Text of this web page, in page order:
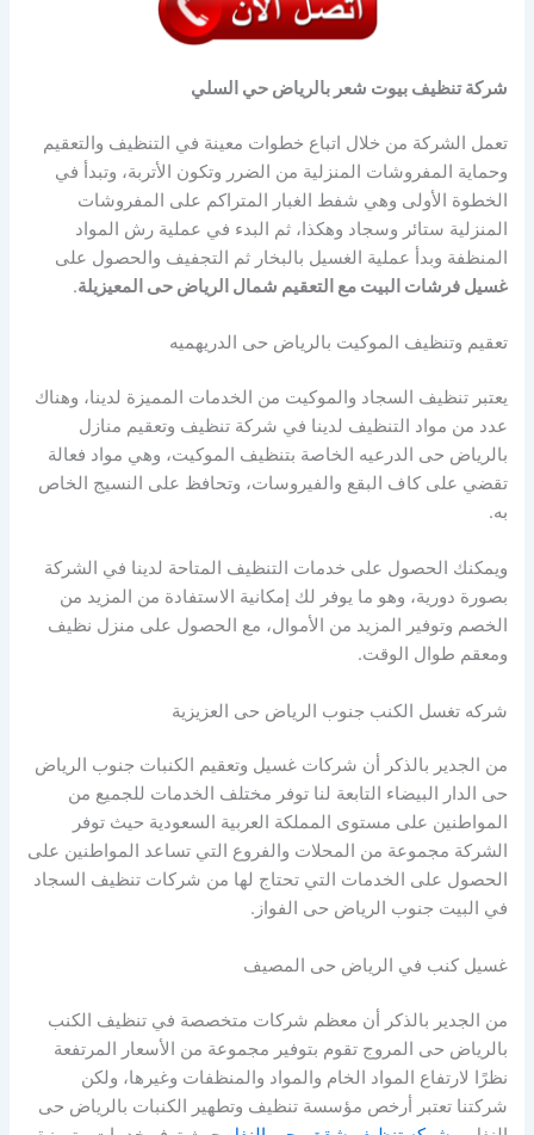
شركة تنظيف بيوت شعر بالرياض حي السلي
تعمل الشركة من خلال اتباع خطوات معينة في التنظيف والتعقيم
وحماية المفروشات المنزلية من الضرر وتكون الأتربة، وتبدأ في
الخطوة الأولى وهي شفط الغبار المتراكم على المفروشات
المنزلية ستائر وسجاد وهكذا، ثم البدء في عملية رش المواد
المنظفة وبدأ عملية الغسيل بالبخار ثم التجفيف والحصول على
غسيل فرشات البيت مع التعقيم شمال الرياض حى المعيزيلة.
تعقيم وتنظيف الموكيت بالرياض حى الدريهميه
يعتبر تنظيف السجاد والموكيت من الخدمات المميزة لدينا، وهناك
عدد من مواد التنظيف لدينا في شركة تنظيف وتعقيم منازل
بالرياض حى الدرعيه الخاصة بتنظيف الموكيت، وهي مواد فعالة
تقضي على كاف البقع والفيروسات، وتحافظ على النسيج الخاص
به.
ويمكنك الحصول على خدمات التنظيف المتاحة لدينا في الشركة
بصورة دورية، وهو ما يوفر لك إمكانية الاستفادة من المزيد من
الخصم وتوفير المزيد من الأموال، مع الحصول على منزل نظيف
ومعقم طوال الوقت.
شركه تغسل الكنب جنوب الرياض حى العزيزية
من الجدير بالذكر أن شركات غسيل وتعقيم الكنبات جنوب الرياض
حى الدار البيضاء التابعة لنا توفر مختلف الخدمات للجميع من
المواطنين على مستوى المملكة العربية السعودية حيث توفر
الشركة مجموعة من المحلات والفروع التي تساعد المواطنين على
الحصول على الخدمات التي تحتاج لها من شركات تنظيف السجاد
في البيت جنوب الرياض حى الفواز.
غسيل كنب في الرياض حى المصيف
من الجدير بالذكر أن معظم شركات متخصصة في تنظيف الكنب
بالرياض حى المروج تقوم بتوفير مجموعة من الأسعار المرتفعة
نظرًا لارتفاع المواد الخام والمواد والمنظفات وغيرها، ولكن
شركتنا تعتبر أرخص مؤسسة تنظيف وتطهير الكنبات بالرياض حى